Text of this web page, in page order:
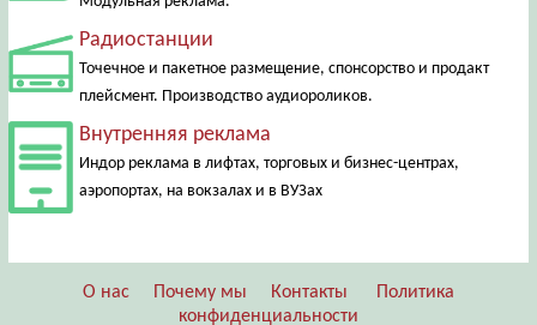
Радиостанции
Точечное и пакетное размещение, спонсорство и продакт
плейсмент. Производство аудиороликов.
Внутренняя реклама
Индор реклама в лифтах, торговых и бизнес-центрах,
аэропортах, на вокзалах и в ВУЗах
О нас Почему мы Контакты
Политика
конфиденциальности